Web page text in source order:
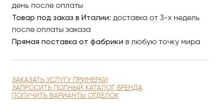
Чтобы купить итальянскую мебель и светильники в
Астане компании Gianfranco Ferré Home, изучайте
наш интернет-каталог, где разнообразные модели
По вопросам приобретения элитной мебели и
светильников в Астане обращайтесь в Antonovych
день после оплаты
Товар под заказ в Италии: доставка от 3-х недель
после оплаты заказа
Прямая поставка от фабрики в любую точку мира
ЗАКАЗАТЬ УСЛУГУ ПРИМЕРКИ
ЗАПРОСИТЬ ПОЛНЫЙ КАТАЛОГ БРЕНДА
ПОЛУЧИТЬ ВАРИАНТЫ ОТДЕЛОК